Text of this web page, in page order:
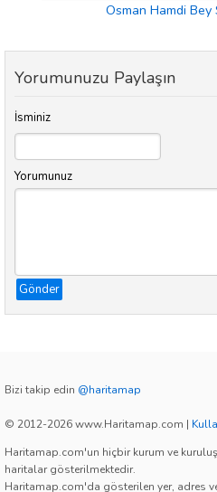
Osman Hamdi Bey
Yorumunuzu Paylaşın
İsminiz
Yorumunuz
Gönder
Bizi takip edin @haritamap
© 2012-2026 www.Haritamap.com |
Haritamap.com'un hiçbir kurum ve
haritalar gösterilmektedir.
Haritamap.com'da gösterilen yer, adres